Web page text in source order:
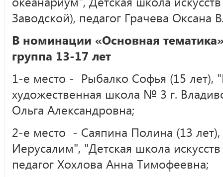
Заводской), педагог Грачева Оксана
В номинации «Основная
группа 13-17 лет
1-е место - Рыбалко Софья (15 лет),
художественная школа № 3 г.
Ольга Александровна;
2-е место - Саяпина Полина (13
Иерусалим", "Детская школа
педагог Хохлова Анна Тимофеевна;